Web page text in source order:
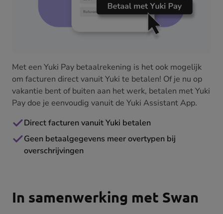
Met een Yuki Pay betaalrekening is het ook mogelijk
om facturen direct vanuit Yuki te betalen! Of je nu op
vakantie bent of buiten aan het werk, betalen met Yuki
Pay doe je eenvoudig vanuit de Yuki Assistant App.
Direct facturen vanuit Yuki betalen
Geen betaalgegevens meer overtypen bij
overschrijvingen
In samenwerking met Swan